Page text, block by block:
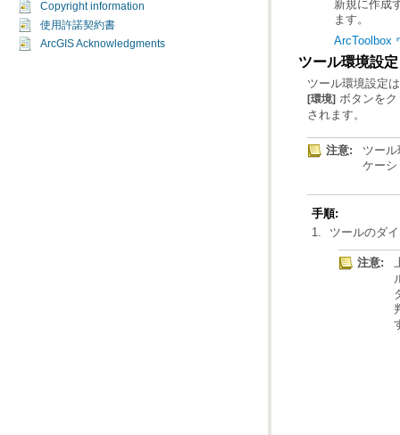
Copyright information
使用許諾契約書
ArcGIS Acknowledgments
ます。
ArcToolbox
ツール環境設定
ツール環境設定
[環境]
されます。
注意:
ケー
手順:
ツールのダ
注意: